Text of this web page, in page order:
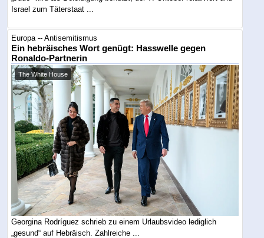
Israel zum Täterstaat ...
Europa -- Antisemitismus
Ein hebräisches Wort genügt: Hasswelle gegen
Ronaldo-Partnerin
The White House
Georgina Rodríguez schrieb zu einem Urlaubsvideo lediglich
„gesund“ auf Hebräisch. Zahlreiche ...